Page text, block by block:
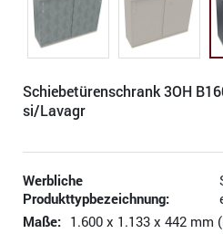
Schiebetürenschrank 3OH
si/Lavagr
Werbliche
Produkttypbezeichnung:
Maße: 1.600 x 1.133 x 442 mm